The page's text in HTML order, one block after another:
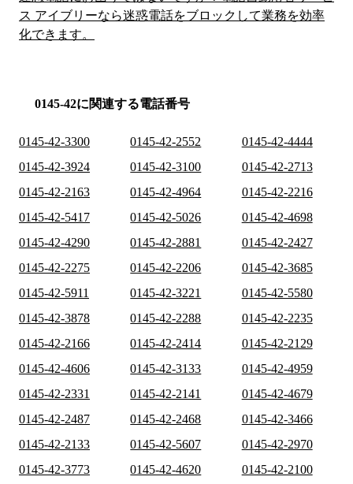
ス アイブリーなら迷惑電話をブロックして業務を効率
化できます。
0145-42に関連する電話番号
0145-42-3300 0145-42-2552
0145-42-4444
0145-42-3924
0145-42-3100
0145-42-2713
0145-42-2163
0145-42-4964
0145-42-2216
0145-42-5417
0145-42-5026
0145-42-4698
0145-42-4290
0145-42-2881
0145-42-2427
0145-42-2275
0145-42-2206
0145-42-3685
0145-42-5911
0145-42-3221
0145-42-5580
0145-42-3878
0145-42-2288
0145-42-2235
0145-42-2166
0145-42-2414
0145-42-2129
0145-42-4606
0145-42-3133
0145-42-4959
0145-42-2331
0145-42-2141
0145-42-4679
0145-42-2487
0145-42-2468
0145-42-3466
0145-42-2133
0145-42-5607
0145-42-2970
0145-42-3773
0145-42-4620
0145-42-2100